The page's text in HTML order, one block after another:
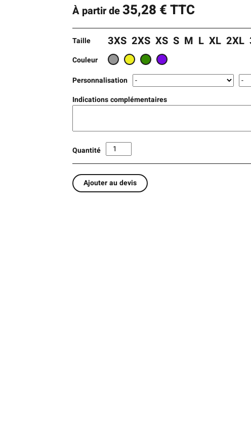
À partir de35,28 €TTC
Taille 3XS 2XS XS S M L XL 2XL
Couleur
Personnalisation
Indications complémentaires
Quantité
Ajouter au devis